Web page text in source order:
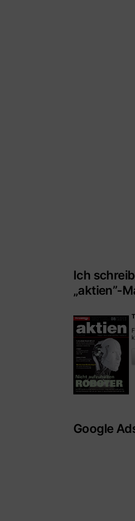
Ich
„aktien”-
Google